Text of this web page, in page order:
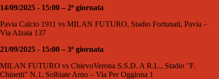
14/09/2025 - 15:00 – 2ª giornata
Pavia Calcio 1911 vs MILAN FUTURO, Stadio Fortunati, Pavia –
Via Alzaia 137
21/09/2025 - 15:00 – 3ª giornata
MILAN FUTURO vs ChievoVerona S.S.D. A R.L., Stadio "F.
Chinetti" N.1, Solbiate Arno – Via Per Oggiona 1